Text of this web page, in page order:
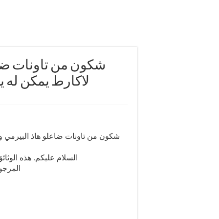
شكون من تاونات
لاكارط يمكن له
شكون من تاونات ضاعلو هاذ البيرمي
السلام عليكم. هذه الوثائق